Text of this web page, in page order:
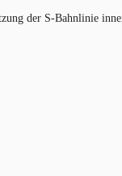
der S-Bahnlinie